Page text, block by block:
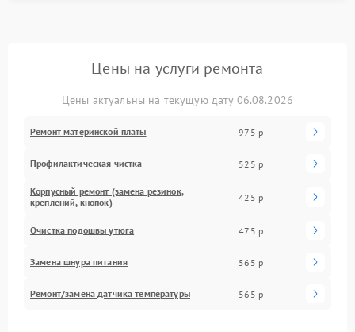
Цены на услуги ремонта
Цены актуальны на текущую дату 06.08.2026
Ремонт материнской платы 975 р
Профилактическая чистка 525 р
Корпусный ремонт (замена резинок,
креплений, кнопок)
425 р
Очистка подошвы утюга 475 р
Замена шнура питания 565 р
Ремонт/замена датчика температуры 565 р